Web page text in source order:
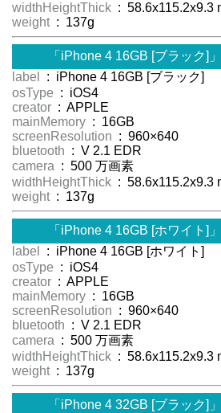
widthHeightThick : 58.6x115.2x9.3
weight : 137g
「iPhone 4 16GB [ブラック]
label
: iPhone 4 16GB [ブラック]
osType : iOS4
creator : APPLE
mainMemory : 16GB
screenResolution : 960×640
bluetooth : V 2.1 EDR
camera : 500 万画素
widthHeightThick : 58.6x115.2x9.3
weight : 137g
「iPhone 4 16GB [ホワイト]
label
: iPhone 4 16GB [ホワイト]
osType : iOS4
creator : APPLE
mainMemory : 16GB
screenResolution : 960×640
bluetooth : V 2.1 EDR
camera : 500 万画素
widthHeightThick : 58.6x115.2x9.3
weight : 137g
「iPhone 4 32GB [ブラック]